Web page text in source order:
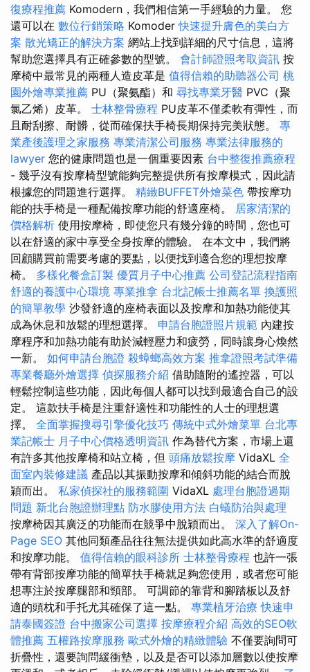
復療程推薦 Komodern，我們相信第一手經驗的力量。 您
還可以在 數位行銷策略 Komoder快速提升膚色的美白方
案 散光矯正的解決方案 網站上找到詳細的尺寸信息，這將
幫助您選擇具有正確參數的型號。 會計師證照考取資訊 按
摩椅中最常見的兩種人造皮革是 值得信賴的助聽器公司 桃
園外燴專業推薦 PU（聚氨酯）和 尋找專業牙醫 PVC（聚
氯乙烯）皮革。 士林整骨療程 PU皮革不僅柔軟有彈性，而
且耐刮擦、耐髒，從而確保扶手椅長期保持完美狀態。 專
業產後護理之家服務 專業清潔公司服務 專業法律服務的
lawyer 您的健康問題也是一個重要因素 台中整復推薦療程
- 幾乎沒有按摩椅型號能夠完整提供所有按摩模式，因此請
根據您的問題進行選擇。 精緻BUFFET外燴菜色 帶按摩功
能的扶手椅是一種配備按摩功能的舒適座椅。 居家清潔的
價格解析 使用按摩椅，即使您只有幾分鐘的時間，您也可
以在舒適的家中享受全身按摩的體驗。 在本文中，我們將
回顧購買前需要考慮的要點，以便找到適合您的理想按摩
椅。 多樣化餐盒訂製 優質月子中心推薦 公司登記流程指南
舒適的養護中心環境 專業推拿 台北記帳士推薦名單 換護照
的簡單教學 沙發舒適的座椅表面以及按摩和加熱功能使其
成為休息和放鬆的理想選擇。 申請台胞證照片規範 內建按
摩程序和加熱功能有助於減輕壓力和疲勞，同時讓身心煥然
一新。 如何申請台胞證 殺蟑螂高效方案 推拿證照考試準備
專業餐廳外燴選擇 偵探服務介紹 借助隨附的遙控器，可以
輕鬆控制這些功能，因此每個人都可以找到最適合自己的設
定。 這款扶手椅是注重舒適性和功能性的人士的理想選
擇。 全面掌握搜尋引擎優化技巧 傳統中式外燴菜單 台北專
業記帳士 月子中心價格透明資訊 作為替代方案，市場上還
有許多其他按摩椅和站立椅，但 頭痛放鬆按摩 VidaXL 全
面室內裝修建議 產品以其振動按摩和傾斜功能的結合而脫
穎而出。 私家偵探社的服務範圍 VidaXL 處理台胞證過期
問題 新北台胞證辦理點 防水膠使用方法 白蟻防治與處理
按摩椅因其廣泛的功能而在競爭中脫穎而出。 深入了解On-
Page SEO 其他同類產品往往無法提供如此高水準的舒適度
和按摩功能。 值得信賴的眼科診所 士林整骨療程 也許一張
帶有背部按摩功能的簡單扶手椅就足夠您使用，或者您可能
想專注於按摩腿部和頸部。 可調節的靠背和腳踏板以及舒
適的頭枕和手托尤其確保了這一點。 專業植牙治療 快速申
請泰國簽證 台中搬家公司選擇 按摩療程介紹 高效的SEO軟
體推薦 五權路按摩服務 歐式外燴的精緻體驗 不僅要詢問可
折疊性，還要詢問緩衝墊，以及是否可以添加層數以使按摩